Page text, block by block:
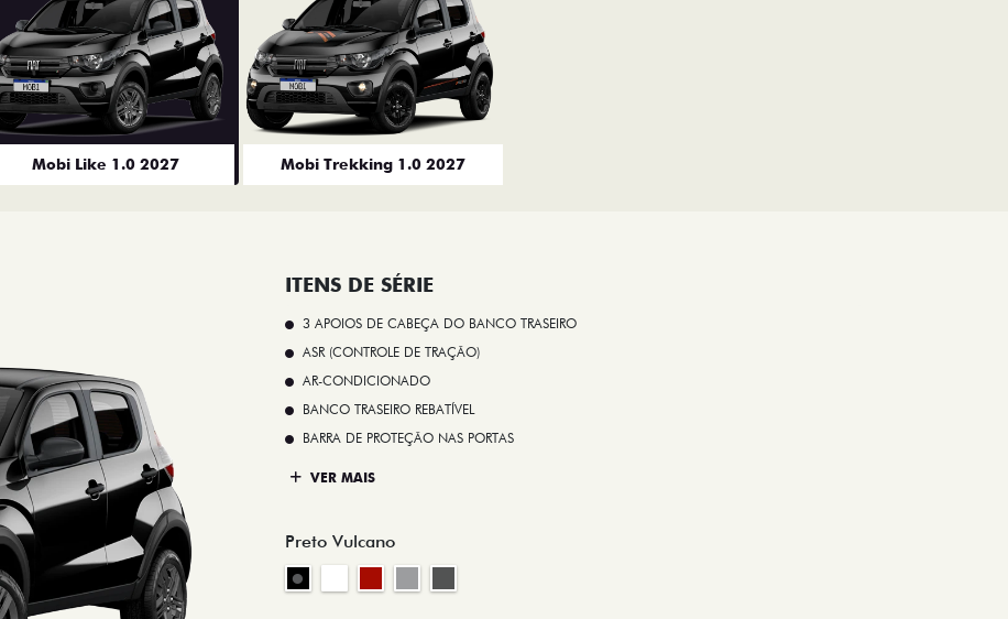
Mobi Like 1.0 2027 Mobi Trekking 1.0 2027
ITENS DE SÉRIE
3 APOIOS DE CABEÇA DO BANCO TRASEIRO
ASR (CONTROLE DE TRAÇÃO)
AR-CONDICIONADO
BANCO TRASEIRO REBATÍVEL
BARRA DE PROTEÇÃO NAS PORTAS
VER MAIS
Preto Vulcano